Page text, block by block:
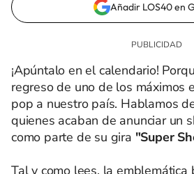
Añadir LOS40 en
¡Apúntalo en el calendario!
regreso de uno de los máximos
pop a nuestro país. Hablamos
quienes acaban de anunciar un
como parte de su gira "Super
Tal y como lees, la emblemática